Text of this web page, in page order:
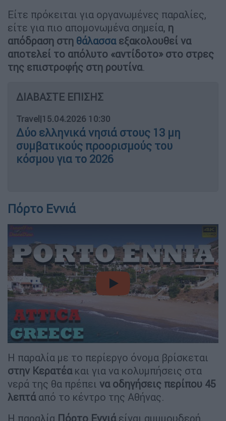
Είτε πρόκειται για οργανωμένες παραλίες,
είτε για πιο απομονωμένα σημεία, η
απόδραση στη θάλασσα εξακολουθεί να
αποτελεί το απόλυτο «αντίδοτο» στο στρες
της επιστροφής στη ρουτίνα.
ΔΙΑΒΑΣΤΕ ΕΠΙΣΗΣ
Travel |15.04.2026 10:30
Δύο ελληνικά νησιά στους 13 μη
συμβατικούς προορισμούς του
κόσμου για το 2026
Πόρτο Εννιά
video
Η παραλία με το περίεργο όνομα βρίσκεται
στην Κερατέακαι για να κολυμπήσεις στα
νερά της θα πρέπει να οδηγήσεις περίπου 45
λεπτάαπό το κέντρο της Αθήνας.
Η παραλία Πόρτο Εννιάείναι αμμμουδερή,